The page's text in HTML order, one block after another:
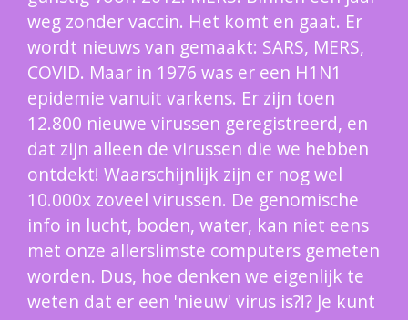
weg zonder vaccin. Het komt en gaat. Er
wordt nieuws van gemaakt: SARS, MERS,
COVID. Maar in 1976 was er een H1N1
epidemie vanuit varkens. Er zijn toen
12.800 nieuwe virussen geregistreerd, en
dat zijn alleen de virussen die we hebben
ontdekt! Waarschijnlijk zijn er nog wel
10.000x zoveel virussen. De genomische
info in lucht, boden, water, kan niet eens
met onze allerslimste computers gemeten
worden. Dus, hoe denken we eigenlijk te
weten dat er een 'nieuw' virus is?!? Je kunt